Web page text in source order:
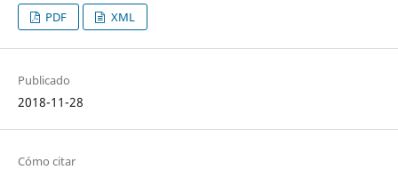
PDF XML
Publicado
2018-11-28
Cómo citar